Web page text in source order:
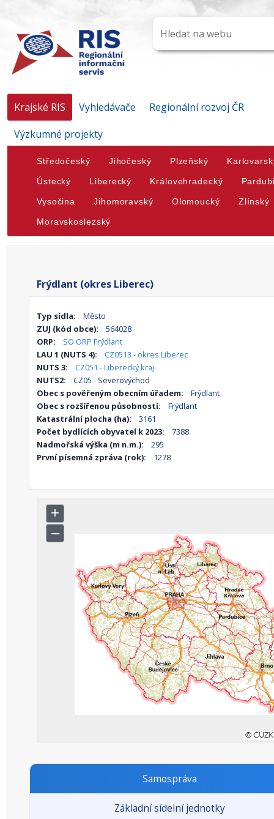
Krajské RIS Vyhledávače
Regionální rozvoj ČR
Výzkumné projekty
Středočeský Jihočeský Plzeňský
Ústecký Liberecký Královehradecký
Vysočina Jihomoravský Olomoucký Zlínský
Moravskoslezský
Frýdlant (okres Liberec)
Typ sídla:
Město
ZUJ (kód obce):
564028
ORP:
SO ORP Frýdlant
LAU 1 (NUTS 4):
CZ0513 - okres Liberec
NUTS 3:
CZ051 - Liberecký kraj
NUTS2:
CZ05 - Severovýchod
Obec s pověřeným obecním úřadem:
Frýdlant
Obec s rozšířenou působností:
Frýdlant
Katastrální plocha (ha):
3161
Počet bydlících obyvatel k 2023:
7388
Nadmořská výška (m n.m.):
295
První písemná zpráva (rok):
1278
Samospráva
Základní sídelní jednotky